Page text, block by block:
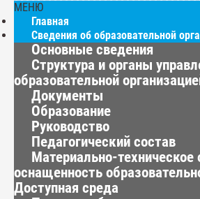
МЕНЮ
Главная
Сведения об образовательной
Основные сведения
Структура и органы
образовательной
Документы
Образование
Руководство
Педагогический состав
Материально-техническое
оснащенность
Доступная среда